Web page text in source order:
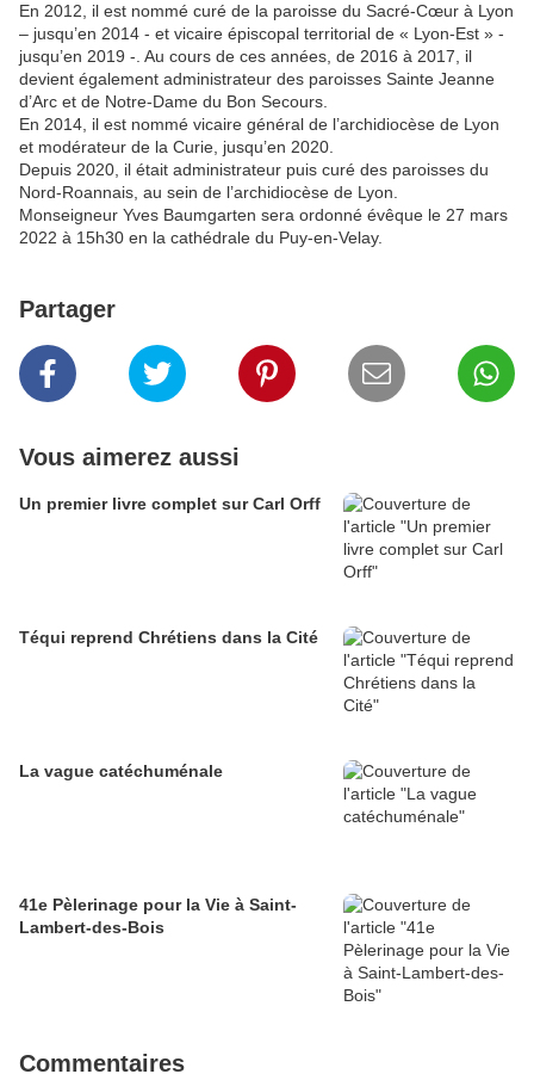
En 2012, il est nommé curé de la paroisse du Sacré-Cœur à Lyon
– jusqu’en 2014 - et vicaire épiscopal territorial de « Lyon-Est » -
jusqu’en 2019 -. Au cours de ces années, de 2016 à 2017, il
devient également administrateur des paroisses Sainte Jeanne
d’Arc et de Notre-Dame du Bon Secours.
En 2014, il est nommé vicaire général de l’archidiocèse de Lyon
et modérateur de la Curie, jusqu’en 2020.
Depuis 2020, il était administrateur puis curé des paroisses du
Nord-Roannais, au sein de l’archidiocèse de Lyon.
Monseigneur Yves Baumgarten sera ordonné évêque le 27 mars
2022 à 15h30 en la cathédrale du Puy-en-Velay.
Partager
Vous aimerez aussi
Un premier livre complet sur Carl Orff
Téqui reprend Chrétiens dans la Cité
La vague catéchuménale
41e Pèlerinage pour la Vie à Saint-
Lambert-des-Bois
Commentaires